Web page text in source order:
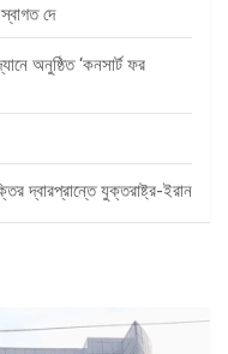
দে
অনুষ্ঠিত ‘কনসার্ট ফর
দ্বারপ্রান্তে যুক্তরাষ্ট্র-ইরান